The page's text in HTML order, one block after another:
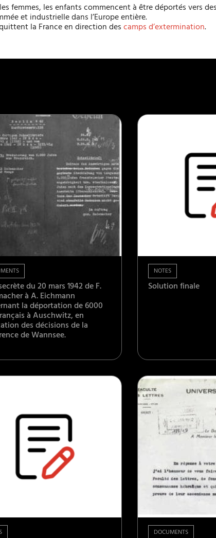
femmes, les enfants commencent à être déportés vers
et industrielle dans l’Europe entière.
la France en direction descamps d’extermination.
du 20 mars 1942 de F.
à A. Eichmann
la déportation de 6000
à Auschwitz, en
des décisions de la
de Wannsee.
NOTES
Solution finale
DOCUMENTS